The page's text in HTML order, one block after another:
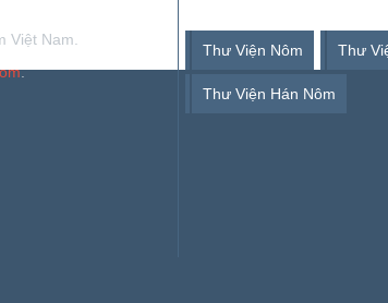
Việt Nam.
.
Thư Viện Nôm Thư
Thư Viện Hán Nôm